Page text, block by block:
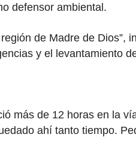
defensor ambiental.
de Madre de Dios”,
y el levantamiento
más de 12 horas en la
ahí tanto tiempo.